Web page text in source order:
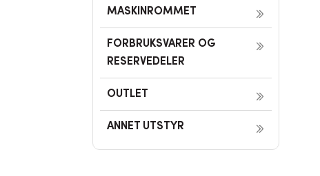
MASKINROMMET
FORBRUKSVARER OG
RESERVEDELER
OUTLET
ANNET UTSTYR